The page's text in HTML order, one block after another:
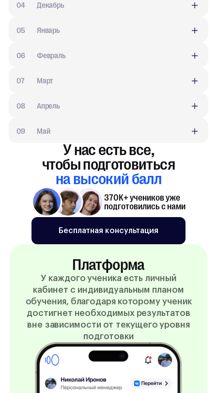
04 Декабрь
05 Январь
06 Февраль
07 Март
08 Апрель
09 Май
У нас есть все,
чтобы подготовиться
на высокий балл
370K+ учеников уже
подготовились с нами
Бесплатная консультация
Платформа
У каждого ученика есть личный
кабинет с индивидуальным планом
обучения, благодаря которому ученик
достигнет необходимых результатов
вне зависимости от текущего уровня
подготовки